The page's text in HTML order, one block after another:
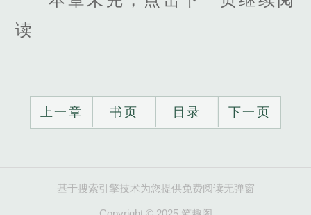
读
上一章 书页 目录 下一页
基于搜索引擎技术为您提供免费阅读无弹窗